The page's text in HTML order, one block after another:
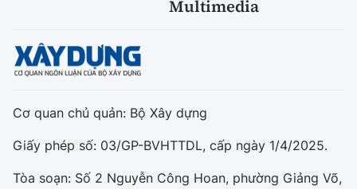
Multimedia
Cơ quan chủ quản: Bộ Xây dựng
Giấy phép số: 03/GP-BVHTTDL, cấp ngày 1/4/2025.
Tòa soạn: Số 2 Nguyễn Công Hoan, phường Giảng Võ,